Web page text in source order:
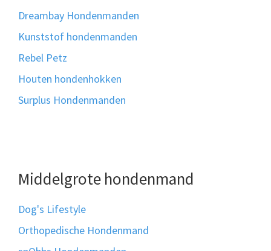
Dreambay Hondenmanden
Kunststof hondenmanden
Rebel Petz
Houten hondenhokken
Surplus Hondenmanden
Middelgrote hondenmand
Dog's Lifestyle
Orthopedische Hondenmand